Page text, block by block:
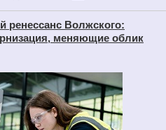
Волжского:
меняющие облик